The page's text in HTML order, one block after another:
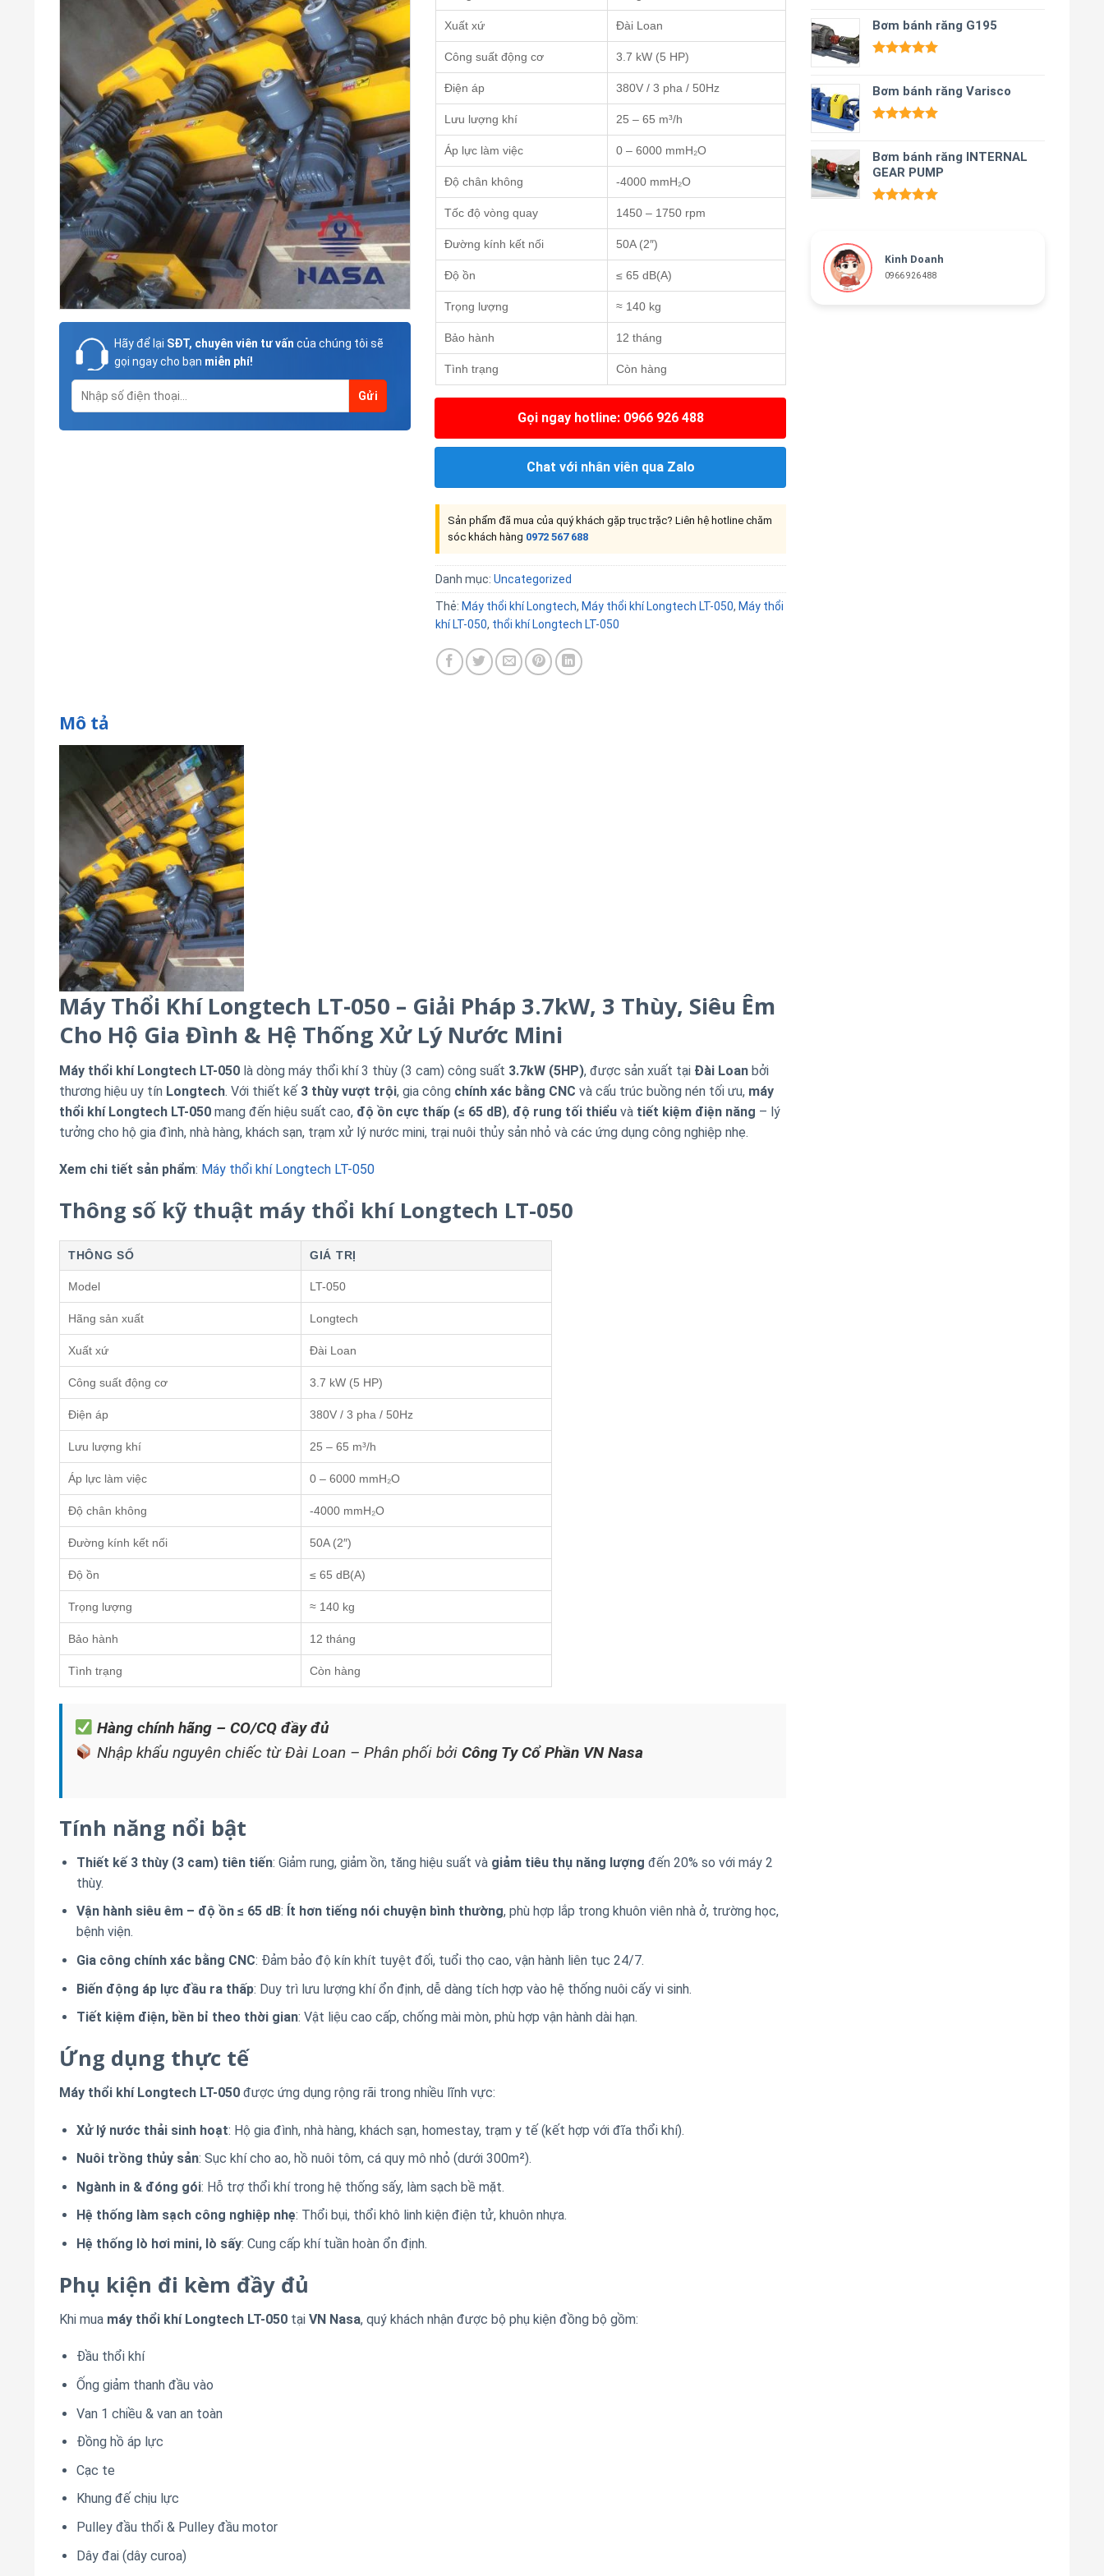
hạng5.00
5 sao
Bơm bánh răng G195
5 sao
Bơm bánh răng Varisco
5 sao
Bơm bánh răng INTERNAL
GEAR PUMP
Kinh Doanh
0966 926 488
Hãy để lại SĐT, chuyên viên tư vấn của chúng tôi sẽ
gọi ngay cho bạn miễn phí!
Xuất xứ Đài Loan
Công suất động cơ 3.7 kW (5 HP)
Điện áp 380V / 3 pha / 50Hz
Lưu lượng khí 25 – 65 m³/h
Áp lực làm việc 0 – 6000 mmH₂O
Độ chân không -4000 mmH₂O
Tốc độ vòng quay 1450 – 1750 rpm
Đường kính kết nối 50A (2″)
Độ ồn ≤ 65 dB(A)
Trọng lượng ≈ 140 kg
Bảo hành 12 tháng
Tình trạng Còn hàng
Gọi ngay hotline: 0966 926 488
Chat với nhân viên qua Zalo
Sản phẩm đã mua của quý khách gặp trục trặc? Liên hệ hotline chăm
sóc khách hàng 0972 567 688
Danh mục: Uncategorized
Thẻ: Máy thổi khí Longtech, Máy thổi khí Longtech LT-050, Máy thổi
khí LT-050, thổi khí Longtech LT-050
Mô tả
Máy Thổi Khí Longtech LT-050 – Giải Pháp 3.7kW, 3 Thùy, Siêu Êm
Cho Hộ Gia Đình & Hệ Thống Xử Lý Nước Mini
Máy thổi khí Longtech LT-050 là dòng máy thổi khí 3 thùy (3 cam) công suất 3.7kW (5HP), được sản xuất tại Đài Loan bởi
thương hiệu uy tín Longtech. Với thiết kế 3 thùy vượt trội, gia công chính xác bằng CNC và cấu trúc buồng nén tối ưu, máy
thổi khí Longtech LT-050 mang đến hiệu suất cao, độ ồn cực thấp (≤ 65 dB), độ rung tối thiểu và tiết kiệm điện năng – lý
tưởng cho hộ gia đình, nhà hàng, khách sạn, trạm xử lý nước mini, trại nuôi thủy sản nhỏ và các ứng dụng công nghiệp nhẹ.
Xem chi tiết sản phẩm: Máy thổi khí Longtech LT-050
Thông số kỹ thuật máy thổi khí Longtech LT-050
THÔNG SỐ GIÁ TRỊ
Model LT-050
Hãng sản xuất Longtech
Xuất xứ Đài Loan
Công suất động cơ 3.7 kW (5 HP)
Điện áp 380V / 3 pha / 50Hz
Lưu lượng khí 25 – 65 m³/h
Áp lực làm việc 0 – 6000 mmH₂O
Độ chân không -4000 mmH₂O
Đường kính kết nối 50A (2″)
Độ ồn ≤ 65 dB(A)
Trọng lượng ≈ 140 kg
Bảo hành 12 tháng
Tình trạng Còn hàng
Hàng chính hãng – CO/CQ đầy đủ
Nhập khẩu nguyên chiếc từ Đài Loan – Phân phối bởi Công Ty Cổ Phần VN Nasa
Tính năng nổi bật
Thiết kế 3 thùy (3 cam) tiên tiến: Giảm rung, giảm ồn, tăng hiệu suất và giảm tiêu thụ năng lượng đến 20% so với máy 2
thùy.
Vận hành siêu êm – độ ồn ≤ 65 dB: Ít hơn tiếng nói chuyện bình thường, phù hợp lắp trong khuôn viên nhà ở, trường học,
bệnh viện.
Gia công chính xác bằng CNC: Đảm bảo độ kín khít tuyệt đối, tuổi thọ cao, vận hành liên tục 24/7.
Biến động áp lực đầu ra thấp: Duy trì lưu lượng khí ổn định, dễ dàng tích hợp vào hệ thống nuôi cấy vi sinh.
Tiết kiệm điện, bền bỉ theo thời gian: Vật liệu cao cấp, chống mài mòn, phù hợp vận hành dài hạn.
Ứng dụng thực tế
Máy thổi khí Longtech LT-050 được ứng dụng rộng rãi trong nhiều lĩnh vực:
Xử lý nước thải sinh hoạt: Hộ gia đình, nhà hàng, khách sạn, homestay, trạm y tế (kết hợp với đĩa thổi khí).
Nuôi trồng thủy sản: Sục khí cho ao, hồ nuôi tôm, cá quy mô nhỏ (dưới 300m²).
Ngành in & đóng gói: Hỗ trợ thổi khí trong hệ thống sấy, làm sạch bề mặt.
Hệ thống làm sạch công nghiệp nhẹ: Thổi bụi, thổi khô linh kiện điện tử, khuôn nhựa.
Hệ thống lò hơi mini, lò sấy: Cung cấp khí tuần hoàn ổn định.
Phụ kiện đi kèm đầy đủ
Khi mua máy thổi khí Longtech LT-050 tại VN Nasa, quý khách nhận được bộ phụ kiện đồng bộ gồm:
Đầu thổi khí
Ống giảm thanh đầu vào
Van 1 chiều & van an toàn
Đồng hồ áp lực
Cạc te
Khung đế chịu lực
Pulley đầu thổi & Pulley đầu motor
Dây đai (dây curoa)